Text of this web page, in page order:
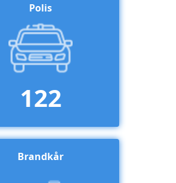
Polis
122
Brandkår